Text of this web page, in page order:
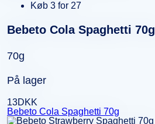
Køb 3 for 27
Bebeto Cola Spaghetti 70g
70g
På lager
13DKK
Bebeto Cola Spaghetti 70g